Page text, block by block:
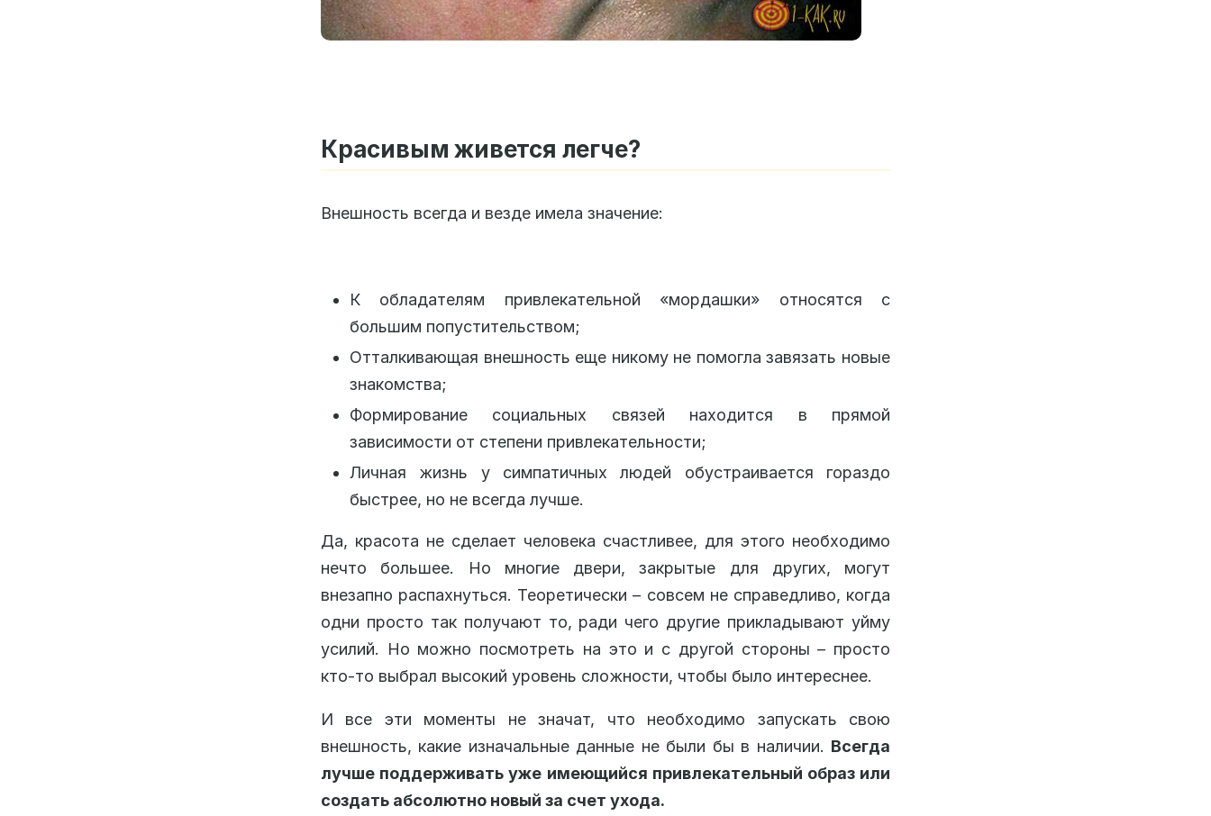
Красивым живется легче?
Внешность всегда и везде имела значение:
К обладателям привлекательной «мордашки» относятся с
большим попустительством;
Отталкивающая внешность еще никому не помогла завязать новые
знакомства;
Формирование социальных связей находится в прямой
зависимости от степени привлекательности;
Личная жизнь у симпатичных людей обустраивается гораздо
быстрее, но не всегда лучше.
Да, красота не сделает человека счастливее, для этого необходимо
нечто большее. Но многие двери, закрытые для других, могут
внезапно распахнуться. Теоретически – совсем не справедливо, когда
одни просто так получают то, ради чего другие прикладывают уйму
усилий. Но можно посмотреть на это и с другой стороны – просто
кто-то выбрал высокий уровень сложности, чтобы было интереснее.
И все эти моменты не значат, что необходимо запускать свою
внешность, какие изначальные данные не были бы в наличии. Всегда
лучше поддерживать уже имеющийся привлекательный образ или
создать абсолютно новый за счет ухода.